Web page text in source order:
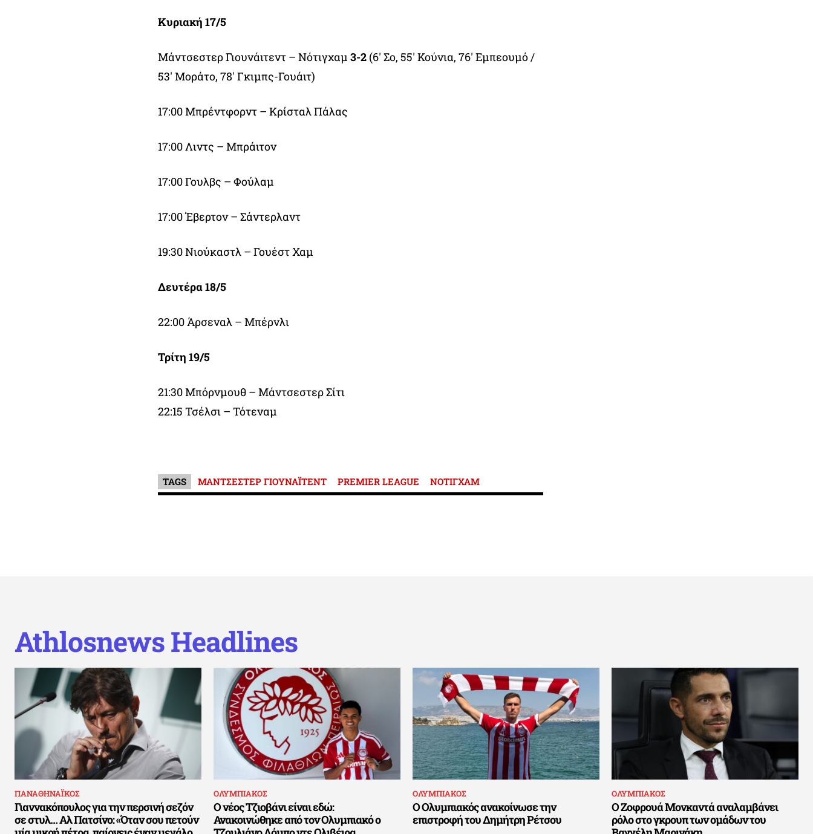
Κυριακή 17/5
Μάντσεστερ Γιουνάιτεντ – Νότιγχαμ 3-2(6′ Σο, 55′ Κούνια, 76′ Εμπεουμό /
53′ Μοράτο, 78′ Γκιμπς-Γουάιτ)
17:00 Μπρέντφορντ – Κρίσταλ Πάλας
17:00 Λιντς – Μπράιτον
17:00 Γουλβς – Φούλαμ
17:00 Έβερτον – Σάντερλαντ
19:30 Νιούκαστλ – Γουέστ Χαμ
Δευτέρα 18/5
22:00 Άρσεναλ – Μπέρνλι
Τρίτη 19/5
21:30 Μπόρνμουθ – Μάντσεστερ Σίτι
22:15 Τσέλσι – Τότεναμ
TAGS ΜΑΝΤΣΕΣΤΕΡ ΓΙΟΥΝΑΪΤΕΝΤ PREMIER LEAGUE ΝΟΤΙΓΧΑΜ
Athlosnews Headlines
ΠΑΝΑΘΗΝΑΪΚΟΣ
Γιαννακόπουλος για την περσινή σεζόν
σε στυλ… Αλ Πατσίνο: «Όταν σου πετούν
ΟΛΥΜΠΙΑΚΟΣ
Ο νέος Τζιοβάνι είναι εδώ:
Ανακοινώθηκε από τον Ολυμπιακό ο
ΟΛΥΜΠΙΑΚΟΣ
Ο Ολυμπιακός ανακοίνωσε την
επιστροφή του Δημήτρη Ρέτσου
ΟΛΥΜΠΙΑΚΟΣ
Ο Ζοφρουά Μονκαντά αναλαμβάνει
ρόλο στο γκρουπ των ομάδων του